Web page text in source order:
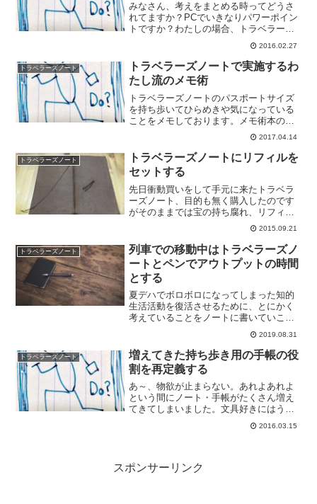
みなさん、考えをまとめる時ってどうさ
れてますか？PCでいきなりパワーポイン
トですか？わたしの場合、トラベラーズ
ノートに書くことから始めています。と
にかく手を動かして書いてみる。今回は
この辺りをまとめてみます。書くことで
明瞭になるなんでもいい...
2016.02.27
トラベラーズノート
トラベラーズノートで実施するわ
たし流のメモ術
トラベラーズノートのパスポートサイズ
を持ち歩いてひらめきや気になっている
ことをメモしております。メモ術本の中
では有名な本、"100円ノート「超」メモ
術"を読んでしっかり影響を受けまして、
そのままアイディアを使わせていただい
ております。最近の...
2017.04.14
トラベラーズノート
トラベラーズノートにリフィルを
セットする
先日衝動買いをして手元に来たトラベラ
ーズノート、目的も無く購入したのです
がそのままでは宝の持ち腐れ、リフィル
をセットしていつでも使えるようにして
おこうと思います。まずははじめについ
ていた無罫リフィルを取り外して、表紙
だけにします。表紙の裏面...
2015.09.21
トラベラーズノート
列車での移動中はトラベラーズノ
ートとペンでアウトプットの時間
とする
夏デハでボロボロになってしまった知的
生活活動を復活させるために、とにかく
考えていることをノートに書いていこう
とかきました。残暑の疲労感に任せてい
てはノートに書く作業せずにダラダラと
してしまいますので、会社への往復の時
間をノートへ書く時間とす...
2019.08.31
トラベラーズノート
増えてきた持ち歩き用の手帳の役
割を再定義する
あ～、物欲が止まらない。あれよあれよ
という間にノート・手帳がたくさん増え
てきてしまいました。文具好きにはうれ
しい状況なんですけど、その分荷物は重
くなりました。主に自分に向けてですけ
2016.03.15
スポンサーリンク